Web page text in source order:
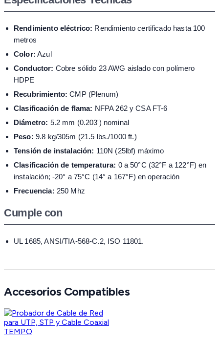
Rendimiento eléctrico: Rendimiento certificado hasta 100
metros
Color: Azul
Conductor: Cobre sólido 23 AWG aislado con polímero
HDPE
Recubrimiento: CMP (Plenum)
Clasificación de flama: NFPA 262 y CSA FT-6
Diámetro: 5.2 mm (0.203') nominal
Peso: 9.8 kg/305m (21.5 lbs./1000 ft.)
Tensión de instalación: 110N (25lbf) máximo
Clasificación de temperatura: 0 a 50°C (32°F a 122°F) en
instalación; -20° a 75°C (14° a 167°F) en operación
Frecuencia: 250 Mhz
Cumple con
UL 1685, ANSI/TIA-568-C.2, ISO 11801.
Accesorios Compatibles
TEMPO